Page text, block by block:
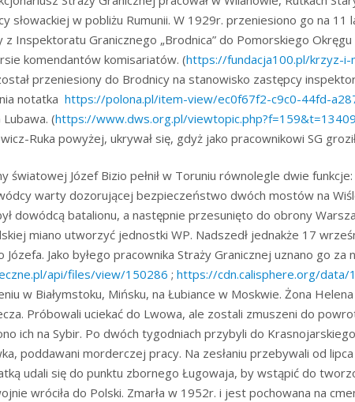
słowackiej w pobliżu Rumunii. W 1929r. przeniesiono go na
z Inspektoratu Granicznego „Brodnica” do Pomorskiego
komendantów komisariatów. (https://fundacja100.pl/krzyz-
przeniesiony do Brodnicy na stanowisko zastępcy
notatka https://polona.pl/item-view/ec0f67f2-c9c0-44fd-
(https://www.dws.org.pl/
Ruka powyżej, ukrywał się, gdyż jako pracownikowi SG
światowej Józef Bizio pełnił w Toruniu równolegle dwie
warty dozorującej bezpieczeństwo dwóch mostów na
dowódcą batalionu, a następnie przesunięto do obrony
miano utworzyć jednostki WP. Nadszedł jednakże 17
Józefa. Jako byłego pracownika Straży Granicznej uznano go
api/files/view/150286 ; https://cdn.calisphere.org/
w Białymstoku, Mińsku, na Łubiance w Moskwie. Żona
Próbowali uciekać do Lwowa, ale zostali zmuszeni do
ich na Sybir. Po dwóch tygodniach przybyli do
poddawani morderczej pracy. Na zesłaniu przebywali od
udali się do punktu zbornego Ługowaja, by wstąpić do
wróciła do Polski. Zmarła w 1952r. i jest pochowana na